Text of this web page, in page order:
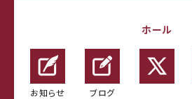
ホール
お知らせ ブログ